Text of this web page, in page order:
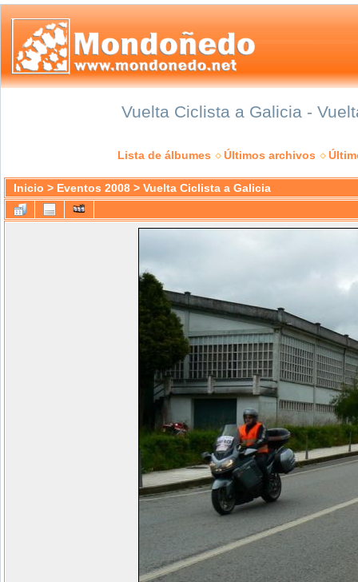
Vuelta Ciclista a Galicia -
Lista de álbumes Últimos archivos
Inicio > Eventos 2008 > Vuelta Ciclista a Galicia